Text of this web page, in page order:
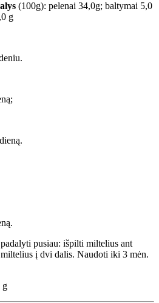
(100g): pelenai 34,0g; baltymai 5,0
g
pusiau: išpilti miltelius ant
į dvi dalis. Naudoti iki 3 mėn.
g